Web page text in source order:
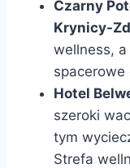
Czarny
Krynicy-
wellness,
spacerowe
Hotel
szeroki
tym
Strefa